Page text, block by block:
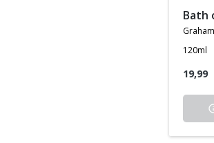
bath
120ml
19,99